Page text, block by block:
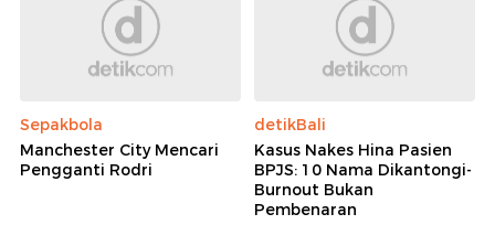
Sepakbola
Manchester City Mencari
Pengganti Rodri
detikBali
Kasus Nakes Hina Pasien
BPJS: 10 Nama Dikantongi-
Burnout Bukan
Pembenaran